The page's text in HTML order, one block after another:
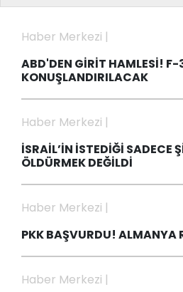
Haber Merkezi |
ABD'DEN GİRİT HAMLESİ! F-
KONUŞLANDIRILACAK
Haber Merkezi |
İSRAİL’İN İSTEDİĞİ SADECE
ÖLDÜRMEK DEĞİLDİ
Haber Merkezi |
PKK BAŞVURDU! ALMANYA
Haber Merkezi |